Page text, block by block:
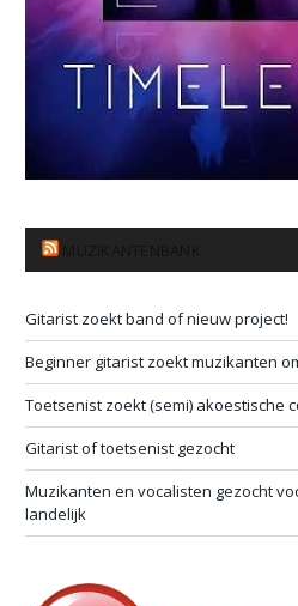
Gitarist zoekt band of nieuw project!
Beginner gitarist zoekt muzikanten
Toetsenist zoekt (semi) akoestische
Gitarist of toetsenist gezocht
Muzikanten en vocalisten gezocht
landelijk